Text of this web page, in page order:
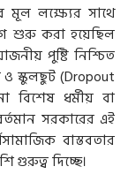
মূল লক্ষ্যের সাথে
শুরু করা হয়েছিল
পুষ্টি নিশ্চিত
ও স্কুলছুট (Dropout
বিশেষ ধর্মীয় বা
সরকারের এই
বাস্তবতার
গুরুত্ব দিচ্ছে।